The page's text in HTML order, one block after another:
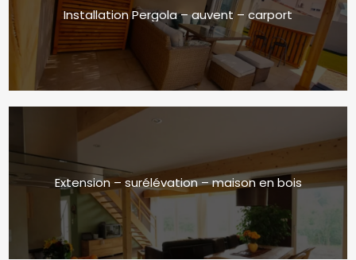
Installation Pergola – auvent – carport
Extension – surélévation – maison en bois